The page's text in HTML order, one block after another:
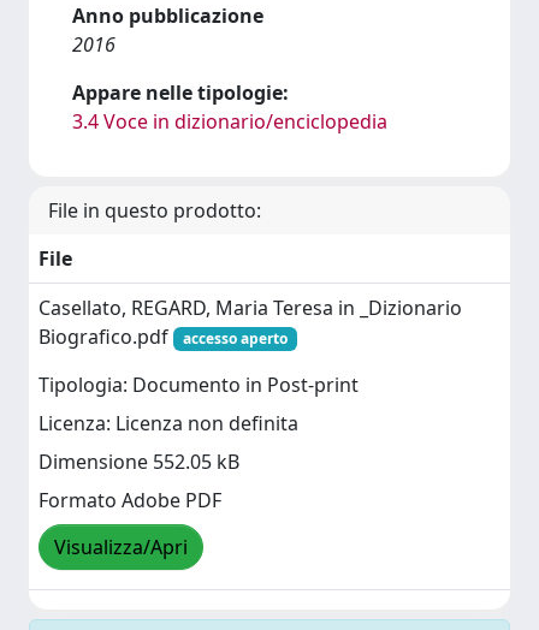
Anno pubblicazione
2016
Appare nelle tipologie:
3.4 Voce in dizionario/enciclopedia
File in questo prodotto:
File
Casellato, REGARD, Maria Teresa in _Dizionario
Biografico.pdf
accesso aperto
Tipologia: Documento in Post-print
Licenza: Licenza non definita
Dimensione 552.05 kB
Formato Adobe PDF
Visualizza/Apri